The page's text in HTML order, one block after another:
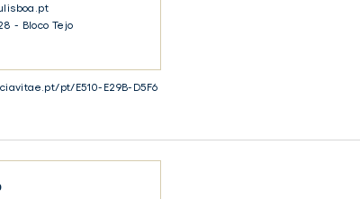
- Bloco Tejo
pt/E510-E29B-D5F6